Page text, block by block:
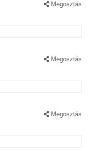
Megosztás
Megosztás
Megosztás